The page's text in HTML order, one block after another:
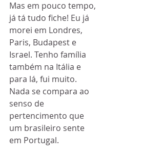
Mas em pouco tempo,
já tá tudo fiche! Eu já
morei em Londres,
Paris, Budapest e
Israel. Tenho família
também na Itália e
para lá, fui muito.
Nada se compara ao
senso de
pertencimento que
um brasileiro sente
em Portugal.